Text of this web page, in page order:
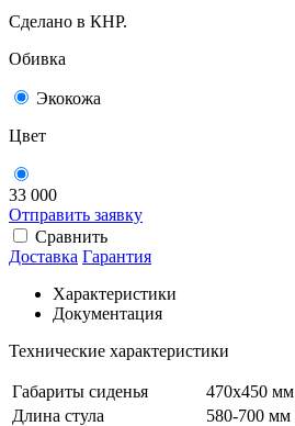
Сделано в КНР.
Обивка
Экокожа
Цвет
33 000
Отправить заявку
Сравнить
Доставка Гарантия
Характеристики
Документация
Технические характеристики
Габариты сиденья
470х450 мм
Длина стула
580-700 мм